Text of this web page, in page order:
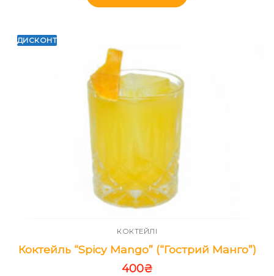
ДИСКОНТ
КОКТЕЙЛІ
Коктейль “Spicy Mango” (“Гострий Манго”)
400₴